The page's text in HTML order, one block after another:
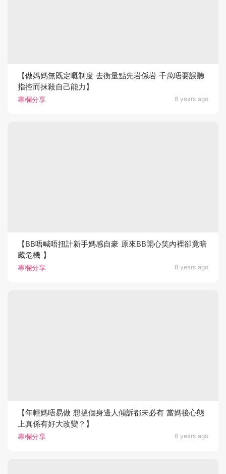
專欄分享 8 years ago
【做媽媽無既定嘅制度 去衡量點先岩係岩 千萬唔要誤聽
指控而抹殺自己能力】
專欄分享 8 years ago
【BB唔喊唔扭計新手媽感自豪 原來BB開心笑內裡卻竟暗
藏危機 】
專欄分享 8 years ago
【年輕媽唔易做 想搵個身邊人傾訴都未必有 當媽後心態
上真係有好大改變？】